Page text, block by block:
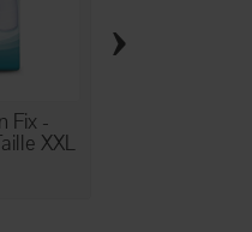
Fix -
XXL
›